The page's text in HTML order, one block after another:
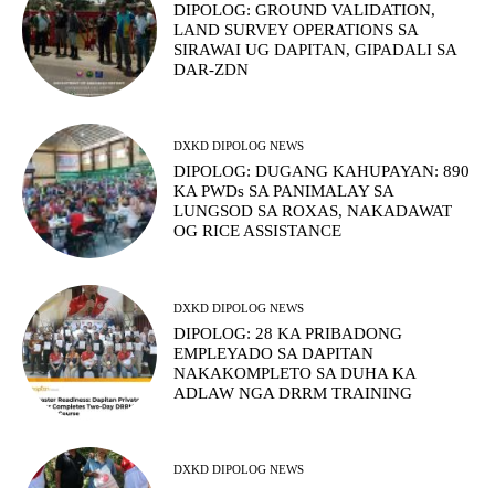
DIPOLOG: GROUND VALIDATION,
LAND SURVEY OPERATIONS SA
SIRAWAI UG DAPITAN, GIPADALI SA
DAR-ZDN
DXKD DIPOLOG NEWS
DIPOLOG: DUGANG KAHUPAYAN: 890
KA PWDs SA PANIMALAY SA
LUNGSOD SA ROXAS, NAKADAWAT
OG RICE ASSISTANCE
DXKD DIPOLOG NEWS
DIPOLOG: 28 KA PRIBADONG
EMPLEYADO SA DAPITAN
NAKAKOMPLETO SA DUHA KA
ADLAW NGA DRRM TRAINING
DXKD DIPOLOG NEWS